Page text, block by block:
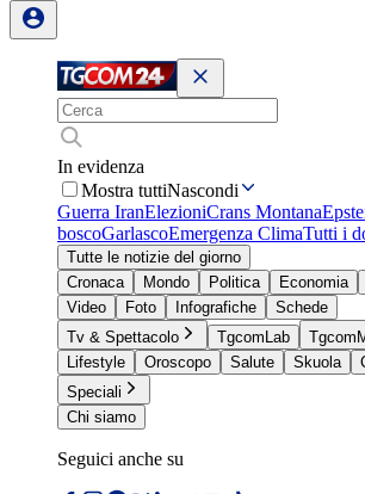
In evidenza
Mostra tuttiNascondi
Guerra IranElezioniCrans Montana
boscoGarlascoEmergenza ClimaTutti i
Tutte le notizie del giorno
Cronaca
Mondo Politica Economia
Video
Foto Infografiche
Schede
Tv & Spettacolo
TgcomLab
Lifestyle
Oroscopo Salute Skuola
Speciali
Chi siamo
Seguici anche su